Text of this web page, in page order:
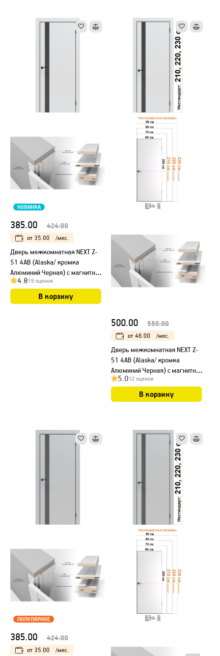
НОВИНКА
385.00 424.00
от 35.00 /мес.
Дверь межкомнатная NEXT Z-
51 4AB (Alaska/ кромка
Алюминий Черная) с магнитным
замком
4.819 оценок
В корзину
500.00 550.00
от 46.00 /мес.
Дверь межкомнатная NEXT Z-
51 4AB (Alaska/ кромка
Алюминий Черная) с магнитным
замком, НЕСТАНДАРТ
5.012 оценок
В корзину
ПОПУЛЯРНОЕ
385.00 424.00
от 35.00 /мес.